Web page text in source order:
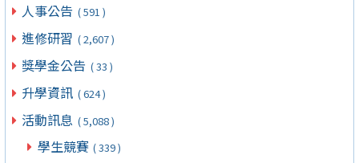
人事公告 ( 591 )
進修研習 ( 2,607 )
獎學金公告 ( 33 )
升學資訊 ( 624 )
活動訊息 ( 5,088 )
學生競賽 ( 339 )